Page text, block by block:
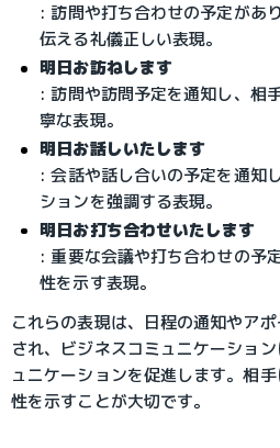
: 訪問や打ち合わせの予定があ
伝える礼儀正しい表現。
明日お訪ねします
: 訪問や訪問予定を通知し、相
寧な表現。
明日お話しいたします
: 会話や話し合いの予定を通知
ションを強調する表現。
明日お打ち合わせいたします
: 重要な会議や打ち合わせの予
性を示す表現。
これらの表現は、日程の通知やア
され、ビジネスコミュニケーショ
ュニケーションを促進します。相
性を示すことが大切です。